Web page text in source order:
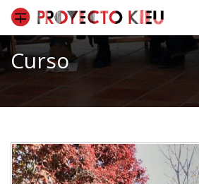
Curso